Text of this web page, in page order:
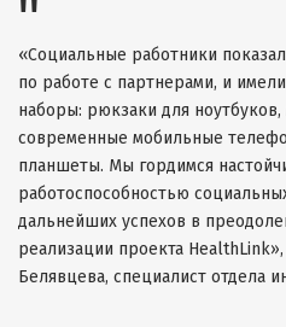
«Социальные работники
по работе с партнерами, и
наборы: рюкзаки для
современные мобильные
планшеты. Мы гордимся
работоспособностью
дальнейших успехов в
реализации проекта
Белявцева, специалист отдела